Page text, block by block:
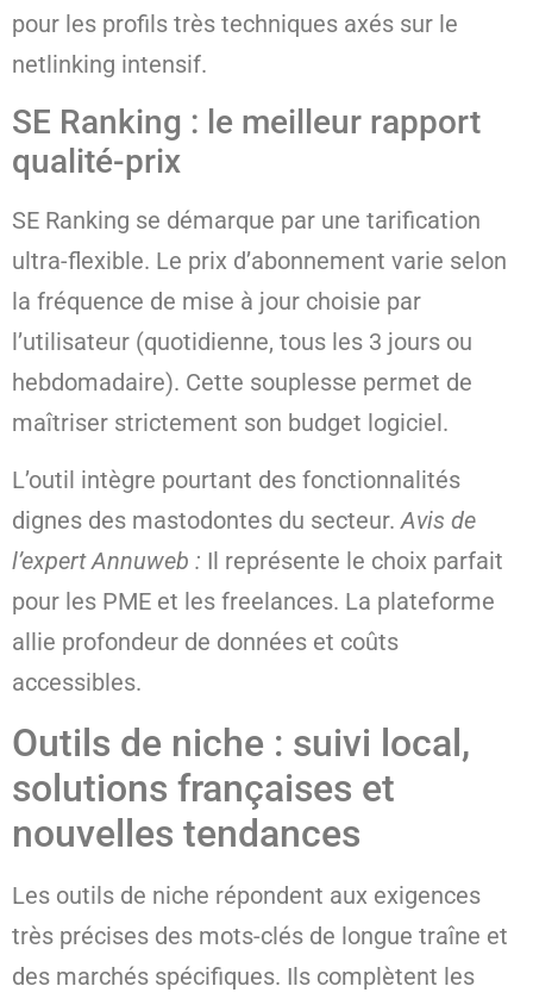
pour les profils très techniques axés sur le
netlinking intensif.
SE Ranking : le meilleur rapport
qualité-prix
SE Ranking se démarque par une tarification
ultra-flexible. Le prix d’abonnement varie selon
la fréquence de mise à jour choisie par
l’utilisateur (quotidienne, tous les 3 jours ou
hebdomadaire). Cette souplesse permet de
maîtriser strictement son budget logiciel.
L’outil intègre pourtant des fonctionnalités
dignes des mastodontes du secteur.Avis de
l’expert Annuweb : Il représente le choix parfait
pour les PME et les freelances. La plateforme
allie profondeur de données et coûts
accessibles.
Outils de niche : suivi local,
solutions françaises et
nouvelles tendances
Les outils de niche répondent aux exigences
très précises des mots-clés de longue traîne et
des marchés spécifiques. Ils complètent les